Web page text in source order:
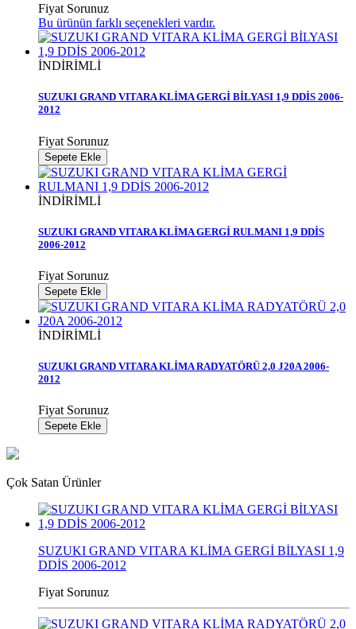
Fiyat Sorunuz
Bu ürünün farklı seçenekleri vardır.
İNDİRİMLİ
SUZUKI GRAND VITARA KLİMA GERGİ BİLYASI 1,9 DDİS 2006-
2012
Fiyat Sorunuz
Sepete Ekle
İNDİRİMLİ
SUZUKI GRAND VITARA KLİMA GERGİ RULMANI 1,9 DDİS
2006-2012
Fiyat Sorunuz
Sepete Ekle
İNDİRİMLİ
SUZUKI GRAND VITARA KLİMA RADYATÖRÜ 2,0 J20A 2006-
2012
Fiyat Sorunuz
Sepete Ekle
Çok Satan Ürünler
SUZUKI GRAND VITARA KLİMA GERGİ BİLYASI 1,9
DDİS 2006-2012
Fiyat Sorunuz